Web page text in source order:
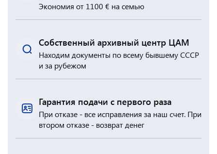
Экономия от 1100 € на семью
Собственный архивный центр ЦАМ
Находим документы по всему бывшему СССР
и за рубежом
Гарантия подачи с первого раза
При отказе - все исправления за наш счет. При
втором отказе - возврат денег